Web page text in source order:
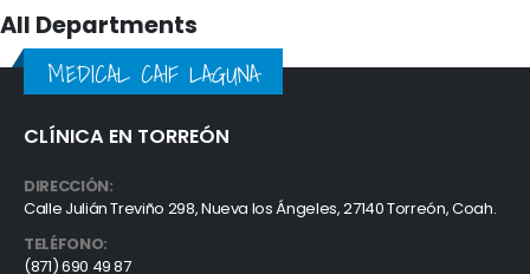
All Departments
MEDICAL CAIF LAGUNA
CLÍNICA EN TORREÓN
DIRECCIÓN:
Calle Julián Treviño 298, Nueva los Ángeles, 27140 Torreón, Coah.
TELÉFONO:
(871) 690 49 87